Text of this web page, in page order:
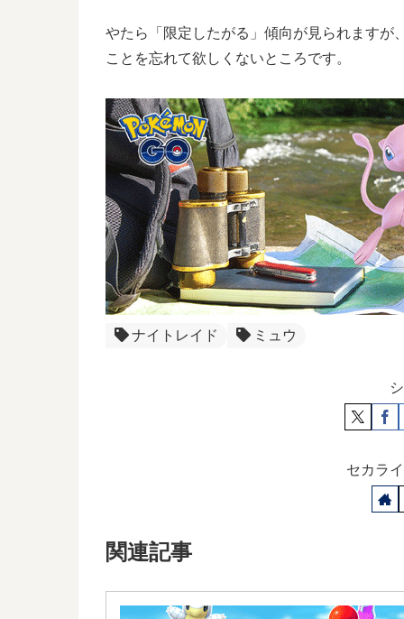
やたら「限定したがる」傾向が見られますが
ことを忘れて欲しくないところです。
ナイトレイド ミュウ
セカラ
関連記事